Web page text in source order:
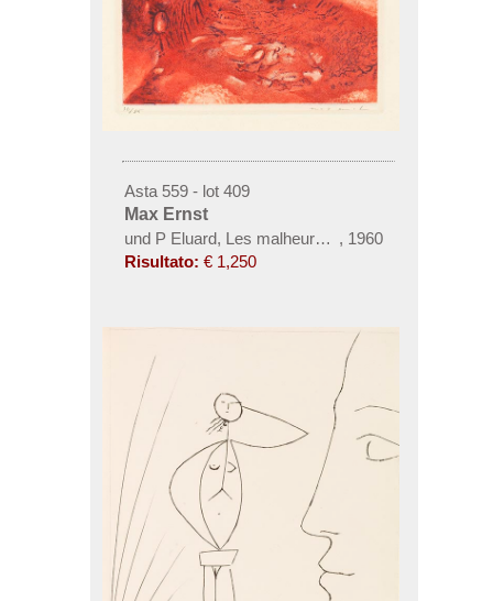
Asta 559 - lot 409
Max Ernst
und P Eluard, Les malheurs des immortels
, 1960
Risultato: € 1,250